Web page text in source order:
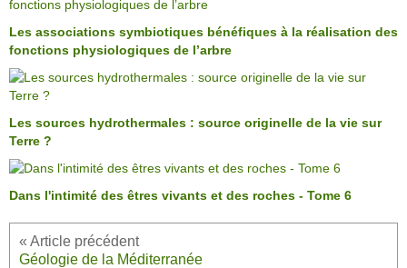
Les associations symbiotiques bénéfiques à la réalisation des
fonctions physiologiques de l’arbre
Les sources hydrothermales : source originelle de la vie sur
Terre ?
Dans l'intimité des êtres vivants et des roches - Tome 6
Géologie de la Méditerranée